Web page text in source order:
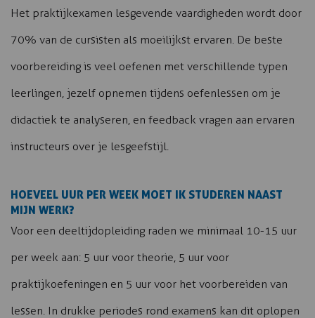
Het praktijkexamen lesgevende vaardigheden wordt door
70% van de cursisten als moeilijkst ervaren. De beste
voorbereiding is veel oefenen met verschillende typen
leerlingen, jezelf opnemen tijdens oefenlessen om je
didactiek te analyseren, en feedback vragen aan ervaren
instructeurs over je lesgeefstijl.
HOEVEEL UUR PER WEEK MOET IK STUDEREN NAAST
MIJN WERK?
Voor een deeltijdopleiding raden we minimaal 10-15 uur
per week aan: 5 uur voor theorie, 5 uur voor
praktijkoefeningen en 5 uur voor het voorbereiden van
lessen. In drukke periodes rond examens kan dit oplopen